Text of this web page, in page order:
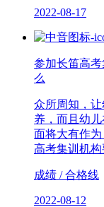
2022-08-17
参加长笛高
么
众所周知，
养，而且幼
面将大有作
高考集训机
成绩 / 合格线
2022-08-12